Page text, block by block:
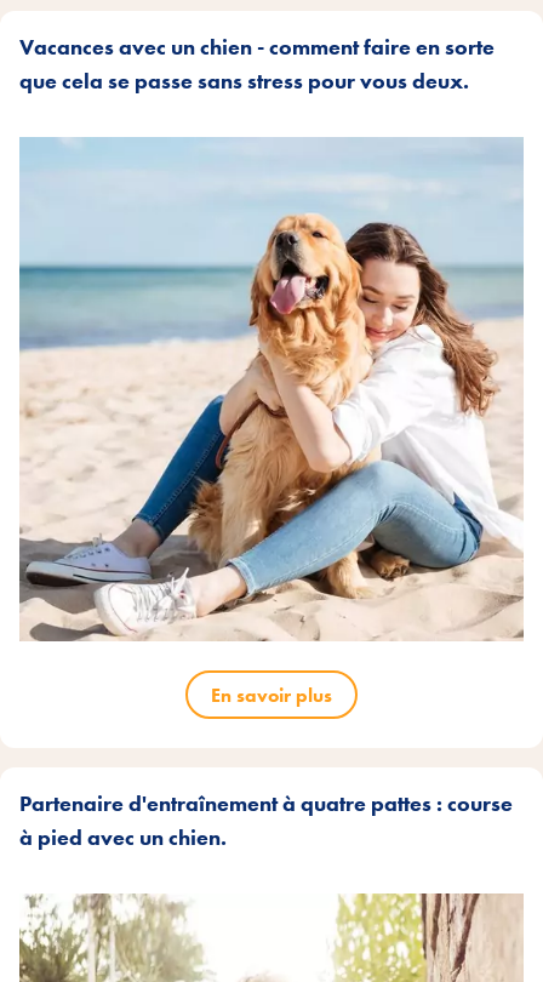
Vacances avec un chien - comment faire en sorte
que cela se passe sans stress pour vous deux.
En savoir plus
Partenaire d'entraînement à quatre pattes : course
à pied avec un chien.